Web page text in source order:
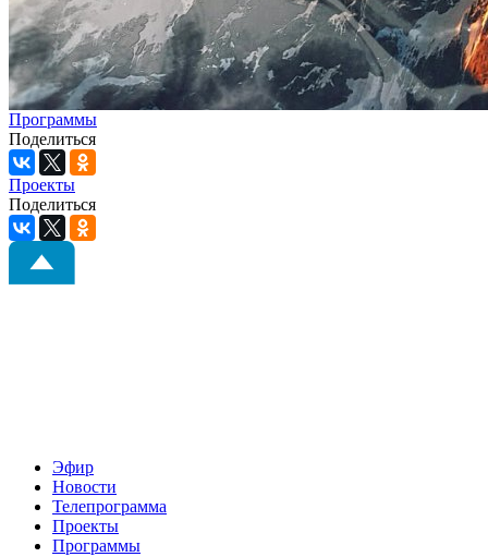
Программы
Поделиться
Проекты
Поделиться
Эфир
Новости
Телепрограмма
Проекты
Программы